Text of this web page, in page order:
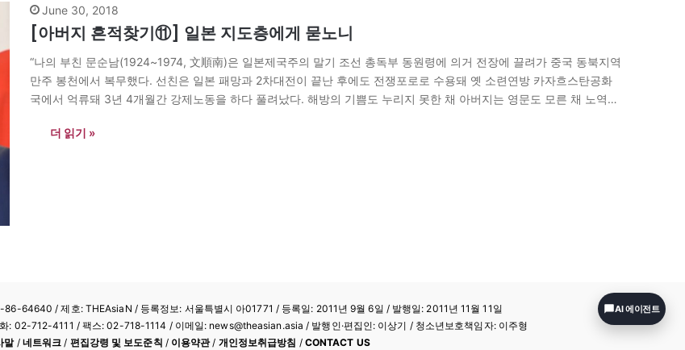
June 30, 2018
[아버지 흔적찾기⑪] 일본 지도층에게 묻노니
“나의 부친 문순남(1924~1974, 文順南)은 일본제국주의 말기 조선 총독부 동원령에 의거 전장에 끌려가 중국 동북지역
만주 봉천에서 복무했다. 선친은 일본 패망과 2차대전이 끝난 후에도 전쟁포로로 수용돼 옛 소련연방 카자흐스탄공화
국에서 억류돼 3년 4개월간 강제노동을 하다 풀려났다. 해방의 기쁨도 누리지 못한 채 아버지는 영문도 모른 채 노역에
더 읽기 »
86-64640 / 제호: THEAsiaN / 등록정보: 서울특별시 아01771 / 등록일: 2011년 9월 6일 / 발행일: 2011년 11월 11일
: 02-712-4111 / 팩스: 02-718-1114 / 이메일: news@theasian.asia / 발행인·편집인: 이상기 / 청소년보호책임자: 이주형
말/ 네트워크 / 편집강령 및 보도준칙 / 이용약관/ 개인정보취급방침 / CONTACT US
AI 에이전트